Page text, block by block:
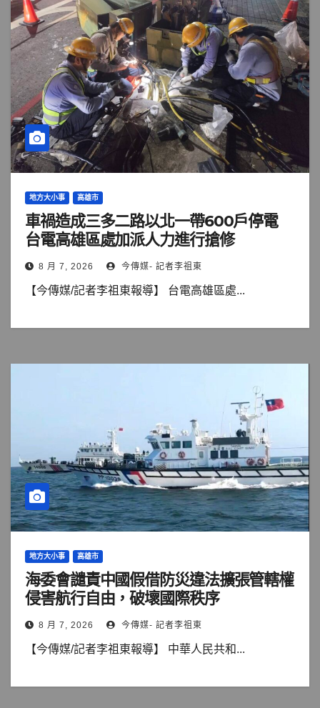
地方大小事 高雄市
車禍造成三多二路以北一帶600戶停電
台電高雄區處加派人力進行搶修
8 月 7, 2026 今傳媒- 記者李祖東
【今傳媒/記者李祖東報導】 台電高雄區處...
地方大小事 高雄市
海委會譴責中國假借防災違法擴張管轄權
侵害航行自由，破壞國際秩序
8 月 7, 2026 今傳媒- 記者李祖東
【今傳媒/記者李祖東報導】 中華人民共和...